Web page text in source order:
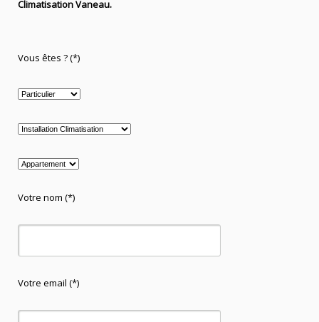
Climatisation Vaneau.
Vous êtes ? (*)
Votre nom (*)
Votre email (*)